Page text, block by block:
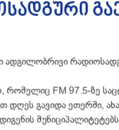
რომელიც FM 97.5‐ზე
დღეს გავიდა ეთერში,